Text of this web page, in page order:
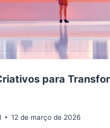
para
12 de março de 2026